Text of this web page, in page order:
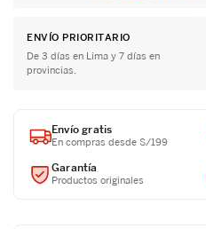
ENVÍO PRIORITARIO
De 3 días en Lima y 7 días en
provincias.
Envío gratis
En compras desde S/199
Garantía
Productos originales